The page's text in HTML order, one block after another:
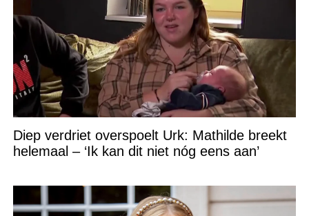
Diep verdriet overspoelt Urk: Mathilde breekt
helemaal – ‘Ik kan dit niet nóg eens aan’